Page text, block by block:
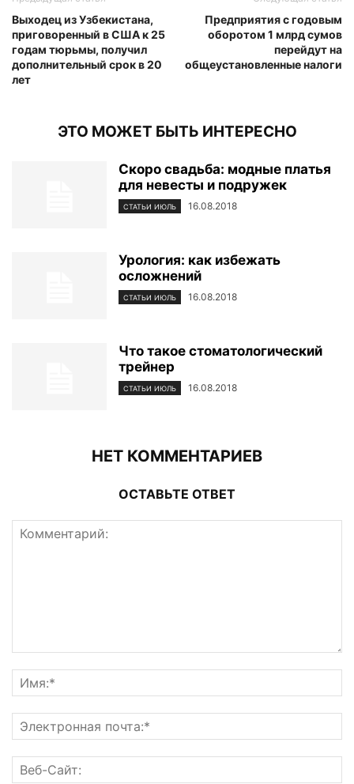
Выходец из Узбекистана,
приговоренный в США к 25
годам тюрьмы, получил
дополнительный срок в 20
лет
Предприятия с годовым
оборотом 1 млрд сумов
перейдут на
общеустановленные налоги
ЭТО МОЖЕТ БЫТЬ ИНТЕРЕСНО
Скоро свадьба: модные платья
для невесты и подружек
СТАТЬИ ИЮЛЬ 16.08.2018
Урология: как избежать
осложнений
СТАТЬИ ИЮЛЬ 16.08.2018
Что такое стоматологический
трейнер
СТАТЬИ ИЮЛЬ 16.08.2018
НЕТ КОММЕНТАРИЕВ
ОСТАВЬТЕ ОТВЕТ